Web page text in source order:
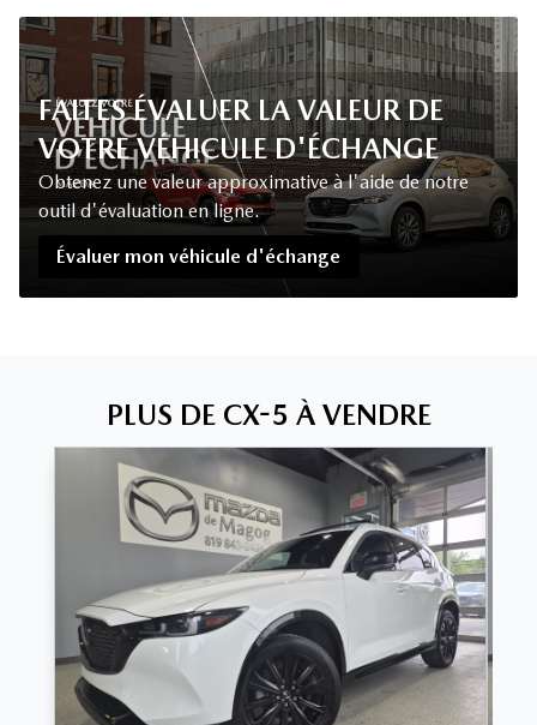
FAITES ÉVALUER LA VALEUR DE
VOTRE VÉHICULE D'ÉCHANGE
Obtenez une valeur approximative à l'aide de notre
outil d'évaluation en ligne.
Évaluer mon véhicule d'échange
PLUS DE CX-5 À VENDRE